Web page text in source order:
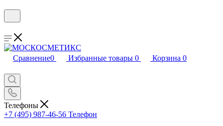
Сравнение0 Избранные товары 0 Корзина 0
Телефоны
+7 (495) 987-46-56 Телефон